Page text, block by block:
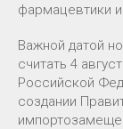
фармацевтики
Важной датой
считать 4
Российской
создании